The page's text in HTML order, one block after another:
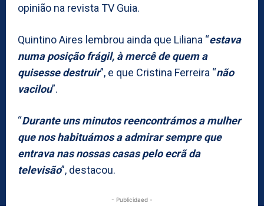
opinião na revista TV Guia.
Quintino Aires lembrou ainda que Liliana “estava
numa posição frágil, à mercê de quem a
quisesse destruir”, e que Cristina Ferreira “não
vacilou”.
“Durante uns minutos reencontrámos a mulher
que nos habituámos a admirar sempre que
entrava nas nossas casas pelo ecrã da
televisão”, destacou.
- Publicidaed -